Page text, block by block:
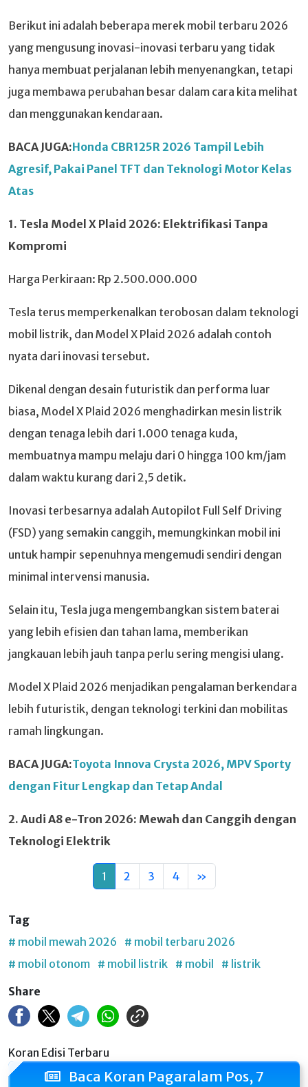
Berikut ini adalah beberapa merek mobil terbaru 2026
yang mengusung inovasi-inovasi terbaru yang tidak
hanya membuat perjalanan lebih menyenangkan, tetapi
juga membawa perubahan besar dalam cara kita melihat
dan menggunakan kendaraan.
BACA JUGA:Honda CBR125R 2026 Tampil Lebih
Agresif, Pakai Panel TFT dan Teknologi Motor Kelas
Atas
1. Tesla Model X Plaid 2026: Elektrifikasi Tanpa
Kompromi
Harga Perkiraan: Rp 2.500.000.000
Tesla terus memperkenalkan terobosan dalam teknologi
mobil listrik, dan Model X Plaid 2026 adalah contoh
nyata dari inovasi tersebut.
Dikenal dengan desain futuristik dan performa luar
biasa, Model X Plaid 2026 menghadirkan mesin listrik
dengan tenaga lebih dari 1.000 tenaga kuda,
membuatnya mampu melaju dari 0 hingga 100 km/jam
dalam waktu kurang dari 2,5 detik.
Inovasi terbesarnya adalah Autopilot Full Self Driving
(FSD) yang semakin canggih, memungkinkan mobil ini
untuk hampir sepenuhnya mengemudi sendiri dengan
minimal intervensi manusia.
Selain itu, Tesla juga mengembangkan sistem baterai
yang lebih efisien dan tahan lama, memberikan
jangkauan lebih jauh tanpa perlu sering mengisi ulang.
Model X Plaid 2026 menjadikan pengalaman berkendara
lebih futuristik, dengan teknologi terkini dan mobilitas
ramah lingkungan.
BACA JUGA:Toyota Innova Crysta 2026, MPV Sporty
dengan Fitur Lengkap dan Tetap Andal
2. Audi A8 e-Tron 2026: Mewah dan Canggih dengan
Teknologi Elektrik
1 2 3 4 »
Tag
# mobil mewah 2026
# mobil terbaru 2026
# mobil otonom # mobil listrik # mobil
# listrik
Share
Koran Edisi Terbaru
Baca Koran Pagaralam Pos, 7